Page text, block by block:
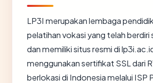
LP3I merupakan lembaga
pelatihan vokasi yang telah berdiri
dan memiliki situs resmi di
menggunakan sertifikat SSL dari
berlokasi di Indonesia melalui ISP